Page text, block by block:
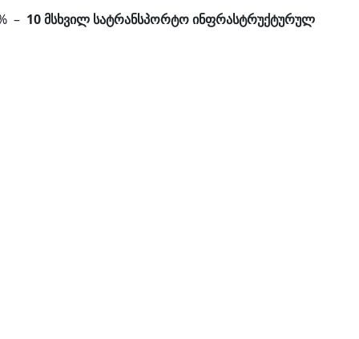
– 10 მსხვილ სატრანსპორტო ინფრასტრუქტურულ